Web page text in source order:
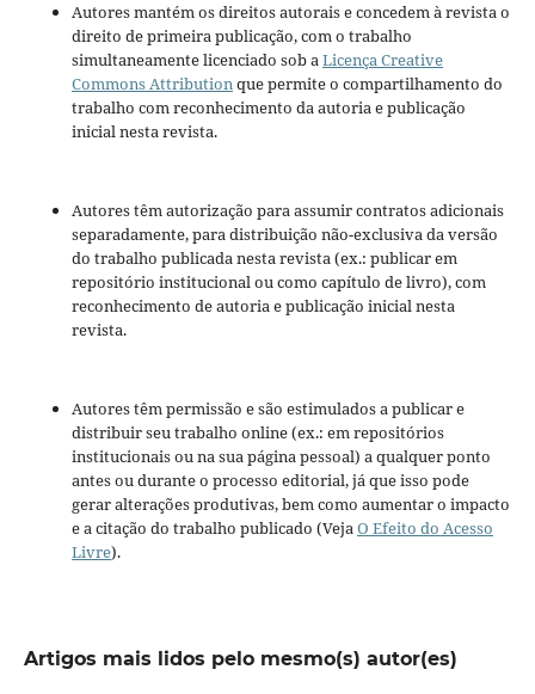
Autores mantém os direitos autorais e concedem à revista o
direito de primeira publicação, com o trabalho
simultaneamente licenciado sob aLicença Creative
Commons Attributionque permite o compartilhamento do
trabalho com reconhecimento da autoria e publicação
inicial nesta revista.
Autores têm autorização para assumir contratos adicionais
separadamente, para distribuição não-exclusiva da versão
do trabalho publicada nesta revista (ex.: publicar em
repositório institucional ou como capítulo de livro), com
reconhecimento de autoria e publicação inicial nesta
revista.
Autores têm permissão e são estimulados a publicar e
distribuir seu trabalho online (ex.: em repositórios
institucionais ou na sua página pessoal) a qualquer ponto
antes ou durante o processo editorial, já que isso pode
gerar alterações produtivas, bem como aumentar o impacto
e a citação do trabalho publicado (VejaO Efeito do Acesso
Livre).
Artigos mais lidos pelo mesmo(s) autor(es)